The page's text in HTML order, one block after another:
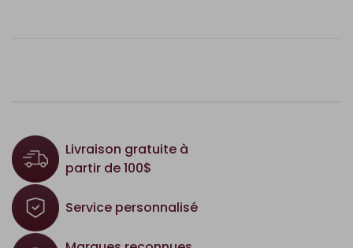
Livraison gratuite à
partir de 100$
Service personnalisé